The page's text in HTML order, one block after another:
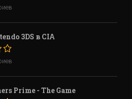
3DS в CIA
Prime - The Game